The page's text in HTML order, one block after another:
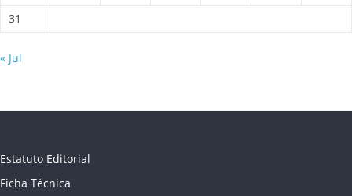
31
« Jul
Estatuto Editorial
Ficha Técnica